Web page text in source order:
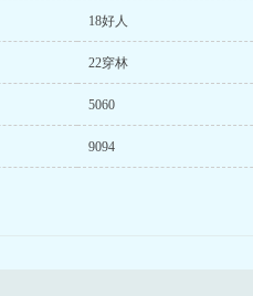
18好人
22穿林
5060
9094